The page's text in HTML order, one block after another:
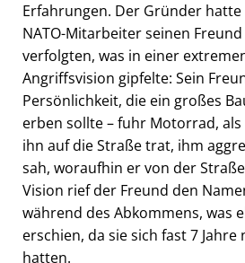
Erfahrungen. Der Gründer
NATO-Mitarbeiter seinen
verfolgten, was in einer
Angriffsvision gipfelte: Sein
Persönlichkeit, die ein großes
erben sollte – fuhr Motorrad,
ihn auf die Straße trat, ihm
sah, woraufhin er von der
Vision rief der Freund den
während des Abkommens, was
erschien, da sie sich fast 7 Jahre
hatten.